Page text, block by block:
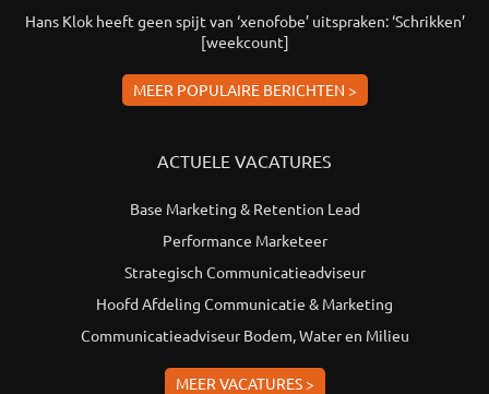
Hans Klok heeft geen spijt van ‘xenofobe’ uitspraken: ‘Schrikken’
[weekcount]
MEER POPULAIRE BERICHTEN >
ACTUELE VACATURES
Base Marketing & Retention Lead
Performance Marketeer
Strategisch Communicatieadviseur
Hoofd Afdeling Communicatie & Marketing
Communicatieadviseur Bodem, Water en Milieu
MEER VACATURES >